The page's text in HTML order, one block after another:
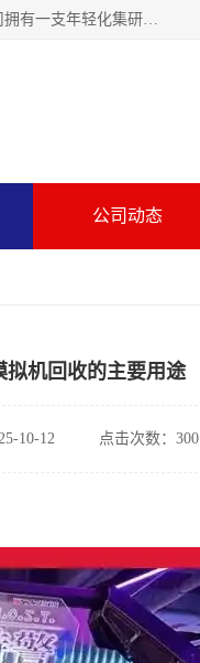
广州华耀动漫科技有限公司是一家集研发、生产、销售、娱乐场地合作经营于一体的动漫游戏公司。本公司拥有一支年轻化集研发生产到售后服务的队伍，及时地为客户提供、赚钱的产品。本公司以雄厚的实力、合理的价格、优良的服务与多家企业建立了长期的合作关系。热诚欢迎各界前来参观、考察、洽谈业务。目前公司经营的产品有：各种捕渔游戏机系列，大型模拟机系列、轮盘机系列、连线机系列、框体机系列、玛莉机系列等。
公司动态
拟机回收的主要用途
10-12 点击次数：300